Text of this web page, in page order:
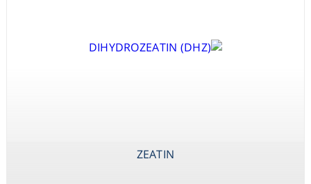
ZEATIN
ZEATIN
THIDIAZURON
(TETRAHYDROPYRANYL)-